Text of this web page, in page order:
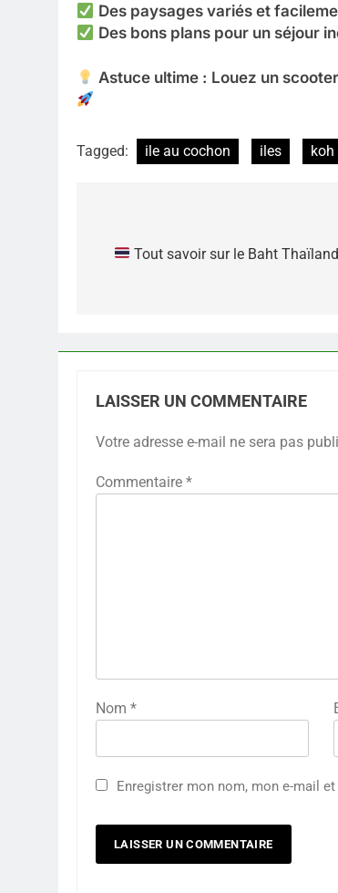
Des paysages variés et
Des bons plans pour un séjour
Astuce ultime : Louez un
Tagged: ile au cochon iles koh
de
Tout savoir sur le Baht
LAISSER UN COMMENTAIRE
Votre adresse e-mail ne sera pas
Commentaire *
Nom *
Enregistrer mon nom, mon e-mail